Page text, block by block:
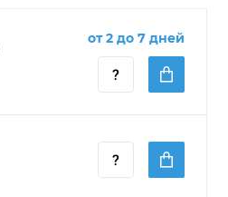
от 2 до 7 дней